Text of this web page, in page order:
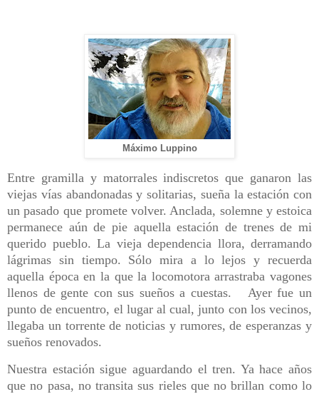
Máximo Luppino
Entre gramilla y matorrales indiscretos que ganaron las
viejas vías abandonadas y solitarias, sueña la estación con
un pasado que promete volver. Anclada, solemne y estoica
permanece aún de pie aquella estación de trenes de mi
querido pueblo. La vieja dependencia llora, derramando
lágrimas sin tiempo. Sólo mira a lo lejos y recuerda
aquella época en la que la locomotora arrastraba vagones
llenos de gente con sus sueños a cuestas. Ayer fue un
punto de encuentro, el lugar al cual, junto con los vecinos,
llegaba un torrente de noticias y rumores, de esperanzas y
sueños renovados.
Nuestra estación sigue aguardando el tren. Ya hace años
que no pasa, no transita sus rieles que no brillan como lo